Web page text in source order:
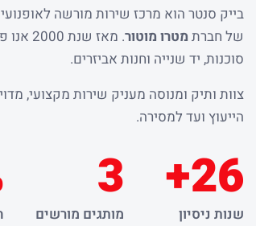
בייק סנטר הוא מרכז שירות מורשה
של חברת מטרו מוטור
. מאז
סוכנות, יד שנייה וחנות אביזרים.
צוות ותיק ומנוסה מעניק שירות מקצועי,
הייעוץ ועד למסירה.
26+
שנות ניסיון
3
מותגים מורשים